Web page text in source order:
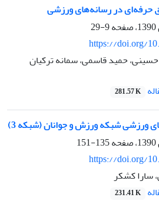
حرفه‌ای در رسانه‌های ورزشی
9-29
https://doi.org/
حمید قاسمی، سمانه ترکیان
281.57 K
ورزشی شبکه ورزش و جوانان (شبکه 3)
135-151
https://doi.org/
سارا کشکر
231.41 K